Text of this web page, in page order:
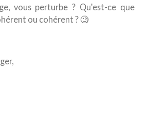
vous perturbe ? Qu'est-ce que
ou cohérent ? 🧐